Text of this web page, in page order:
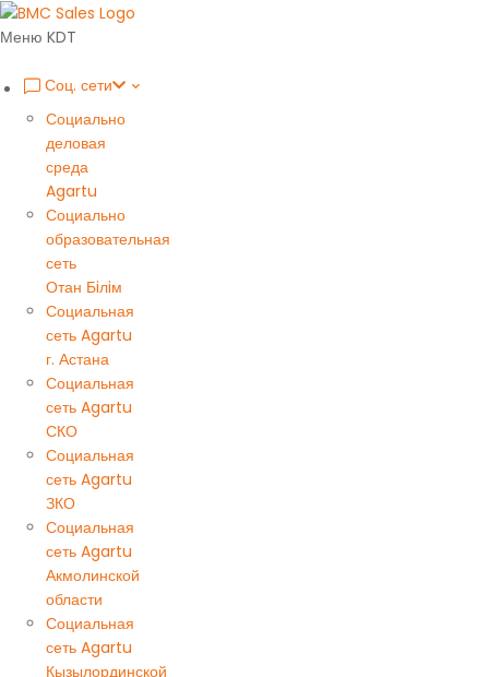
Меню KDT
Соц. сети
Социально
деловая
среда
Agartu
Социально
образовательная
сеть
Отан Бiлiм
Социальная
сеть Agartu
г. Астана
Социальная
сеть Agartu
СКО
Социальная
сеть Agartu
ЗКО
Социальная
сеть Agartu
Акмолинской
области
Социальная
сеть Agartu
Кызылординской